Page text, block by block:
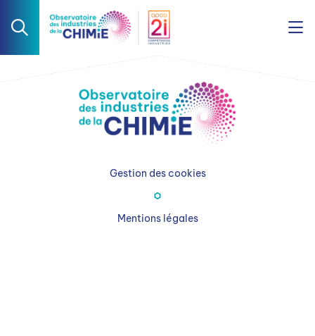
Gestion des cookies
Mentions légales